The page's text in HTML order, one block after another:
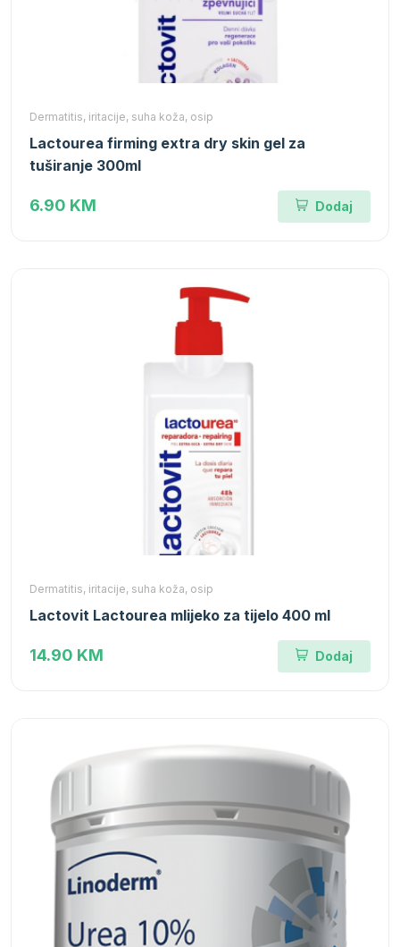
Dermatitis, iritacije, suha koža, osip
Lactourea firming extra dry skin gel za
tuširanje 300ml
6.90 KM Dodaj
Dermatitis, iritacije, suha koža, osip
Lactovit Lactourea mlijeko za tijelo 400 ml
14.90 KM Dodaj